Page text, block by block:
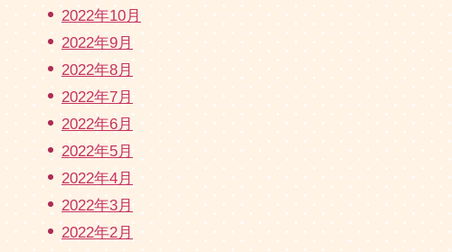
2022年10月
2022年9月
2022年8月
2022年7月
2022年6月
2022年5月
2022年4月
2022年3月
2022年2月